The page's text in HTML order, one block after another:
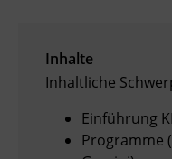
Inhalte
Inhaltliche
Einführung
Programme